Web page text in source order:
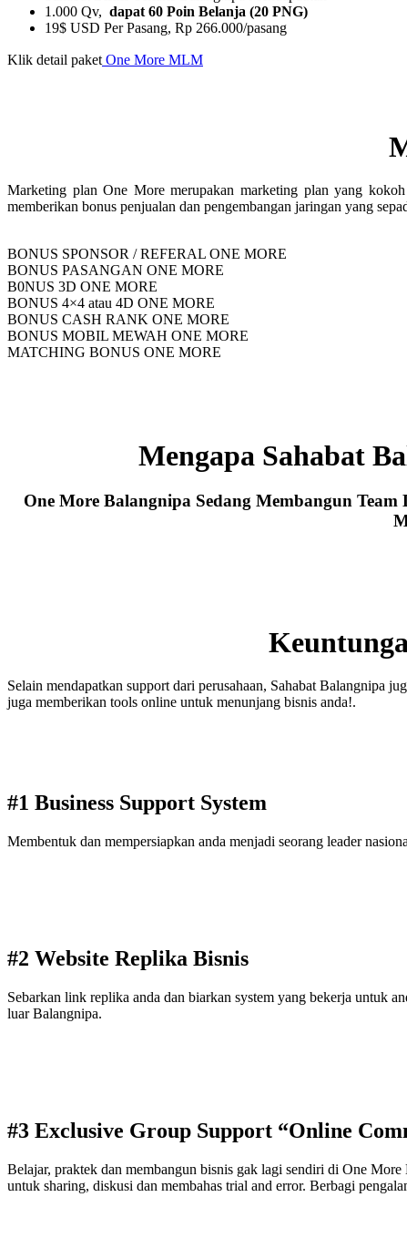
1.000 Qv, dapat 60 Poin Belanja (20 PNG)
19$ USD Per Pasang, Rp 266.000/pasang
Klik detail paket One More MLM
Marketing plan One More merupakan marketing plan yang kokoh
memberikan bonus penjualan dan pengembangan jaringan yang
BONUS SPONSOR / REFERAL ONE MORE
BONUS PASANGAN ONE MORE
B0NUS 3D ONE MORE
BONUS 4×4 atau 4D ONE MORE
BONUS CASH RANK ONE MORE
BONUS MOBIL MEWAH ONE MORE
MATCHING BONUS ONE MORE
Mengapa Sahabat
One More Balangnipa Sedang Membangun
Selain mendapatkan support dari perusahaan, Sahabat Balangnipa
juga memberikan tools online untuk menunjang bisnis anda!.
#1 Business Support System
Membentuk dan mempersiapkan anda menjadi seorang leader
#2 Website Replika Bisnis
Sebarkan link replika anda dan biarkan system yang bekerja untuk
luar Balangnipa.
#3 Exclusive Group Support “Online
Belajar, praktek dan membangun bisnis gak lagi sendiri di One
untuk sharing, diskusi dan membahas trial and error. Berbagi